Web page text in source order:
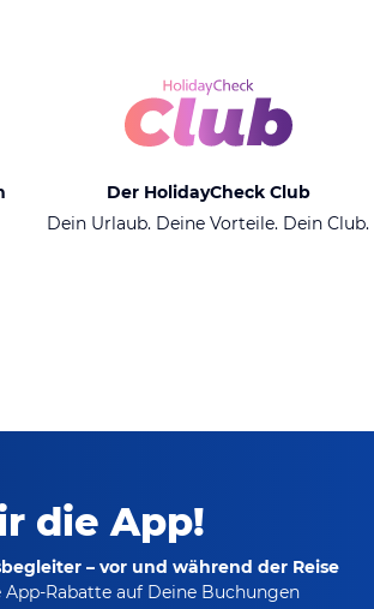
Der HolidayCheck Club
Dein Urlaub. Deine Vorteile. Dein Club.
die App!
– vor und während der Reise
App-Rabatteauf Deine Buchungen